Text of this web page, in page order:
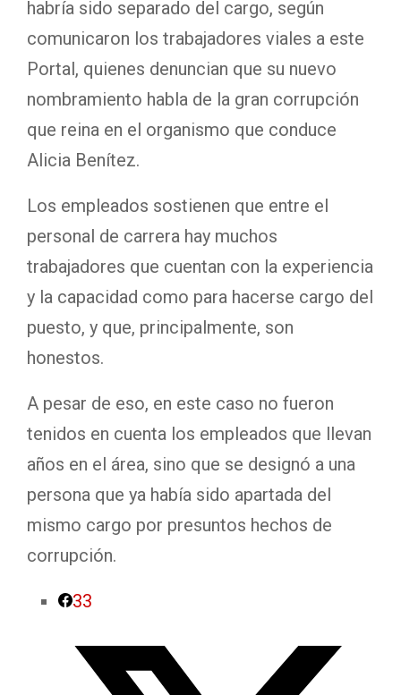
habría sido separado del cargo, según
comunicaron los trabajadores viales a este
Portal, quienes denuncian que su nuevo
nombramiento habla de la gran corrupción
que reina en el organismo que conduce
Alicia Benítez.
Los empleados sostienen que entre el
personal de carrera hay muchos
trabajadores que cuentan con la experiencia
y la capacidad como para hacerse cargo del
puesto, y que, principalmente, son
honestos.
A pesar de eso, en este caso no fueron
tenidos en cuenta los empleados que llevan
años en el área, sino que se designó a una
persona que ya había sido apartada del
mismo cargo por presuntos hechos de
corrupción.
33